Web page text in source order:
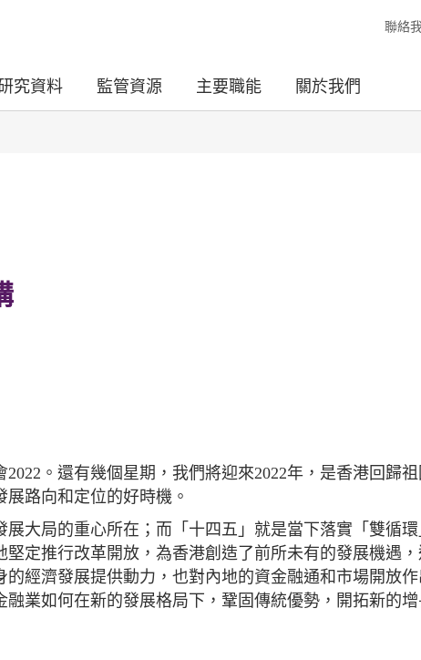
聯絡
究資料 監管資源 主要職能 關於我們
。還有幾個星期，我們將迎來2022年，是香港回歸祖
路向和定位的好時機。
大局的重心所在；而「十四五」就是當下落實「雙循
定推行改革開放，為香港創造了前所未有的發展機遇，
經濟發展提供動力，也對內地的資金融通和市場開放作
業如何在新的發展格局下，鞏固傳統優勢，開拓新的增